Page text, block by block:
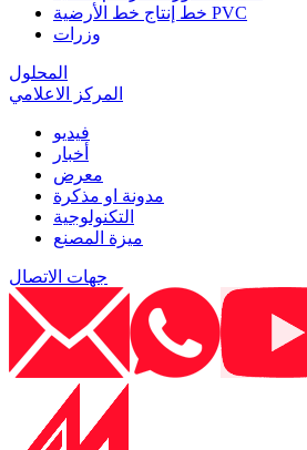
خط إنتاج خط الأرضية PVC
وزرات
المحلول
المركز الاعلامي
فيديو
أخبار
معرض
مدونة او مذكرة
التكنولوجية
ميزة المصنع
جهات الاتصال